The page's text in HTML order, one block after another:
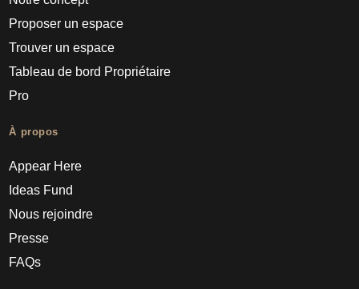
Proposer un espace
Trouver un espace
Tableau de bord Propriétaire
Pro
À propos
Appear Here
Ideas Fund
Nous rejoindre
Presse
FAQs